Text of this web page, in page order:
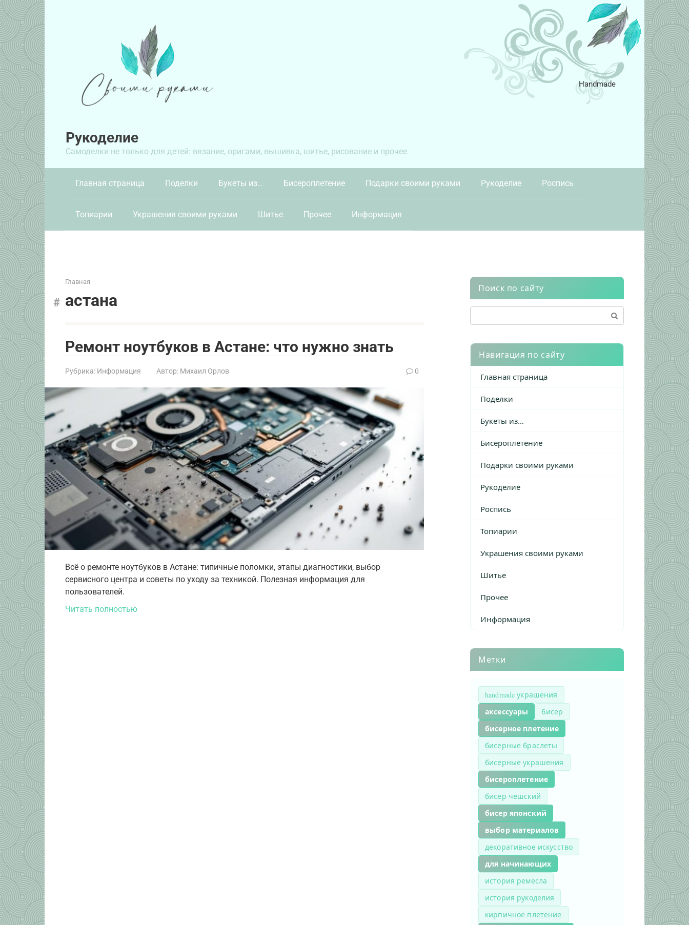
Перейти
к
контенту
Рукоделие
Самоделки не только для детей: вязание, оригами, вышивка, шитье, рисование и прочее
Handmade
Главная страница Поделки Букеты из… Бисероплетение Подарки своими руками Рукоделие Роспись
Топиарии Украшения своими руками Шитье Прочее Информация
Главная
астана
Ремонт ноутбуков в Астане: что нужно знать
Рубрика: Информация Автор: Михаил Орлов 0
Всё о ремонте ноутбуков в Астане: типичные поломки, этапы диагностики, выбор
сервисного центра и советы по уходу за техникой. Полезная информация для
пользователей.
Читать полностью
Поиск по сайту
Навигация по сайту
Главная страница
Поделки
Букеты из…
Бисероплетение
Подарки своими руками
Рукоделие
Роспись
Топиарии
Украшения своими руками
Шитье
Прочее
Информация
Метки
handmade украшения
аксессуары бисер
бисерное плетение
бисерные браслеты
бисерные украшения
бисероплетение
бисер чешский
бисер японский
выбор материалов
декоративное искусство
для начинающих
история ремесла
история рукоделия
кирпичное плетение